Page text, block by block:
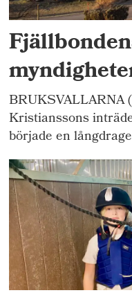
BRUKSVALLARNA
Kristianssons
började en